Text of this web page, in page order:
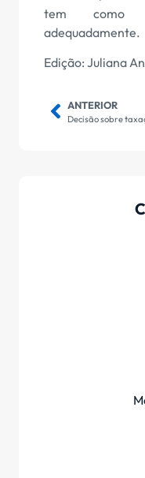
tem como
adequadamente.
Edição: Juliana
ANTERIOR